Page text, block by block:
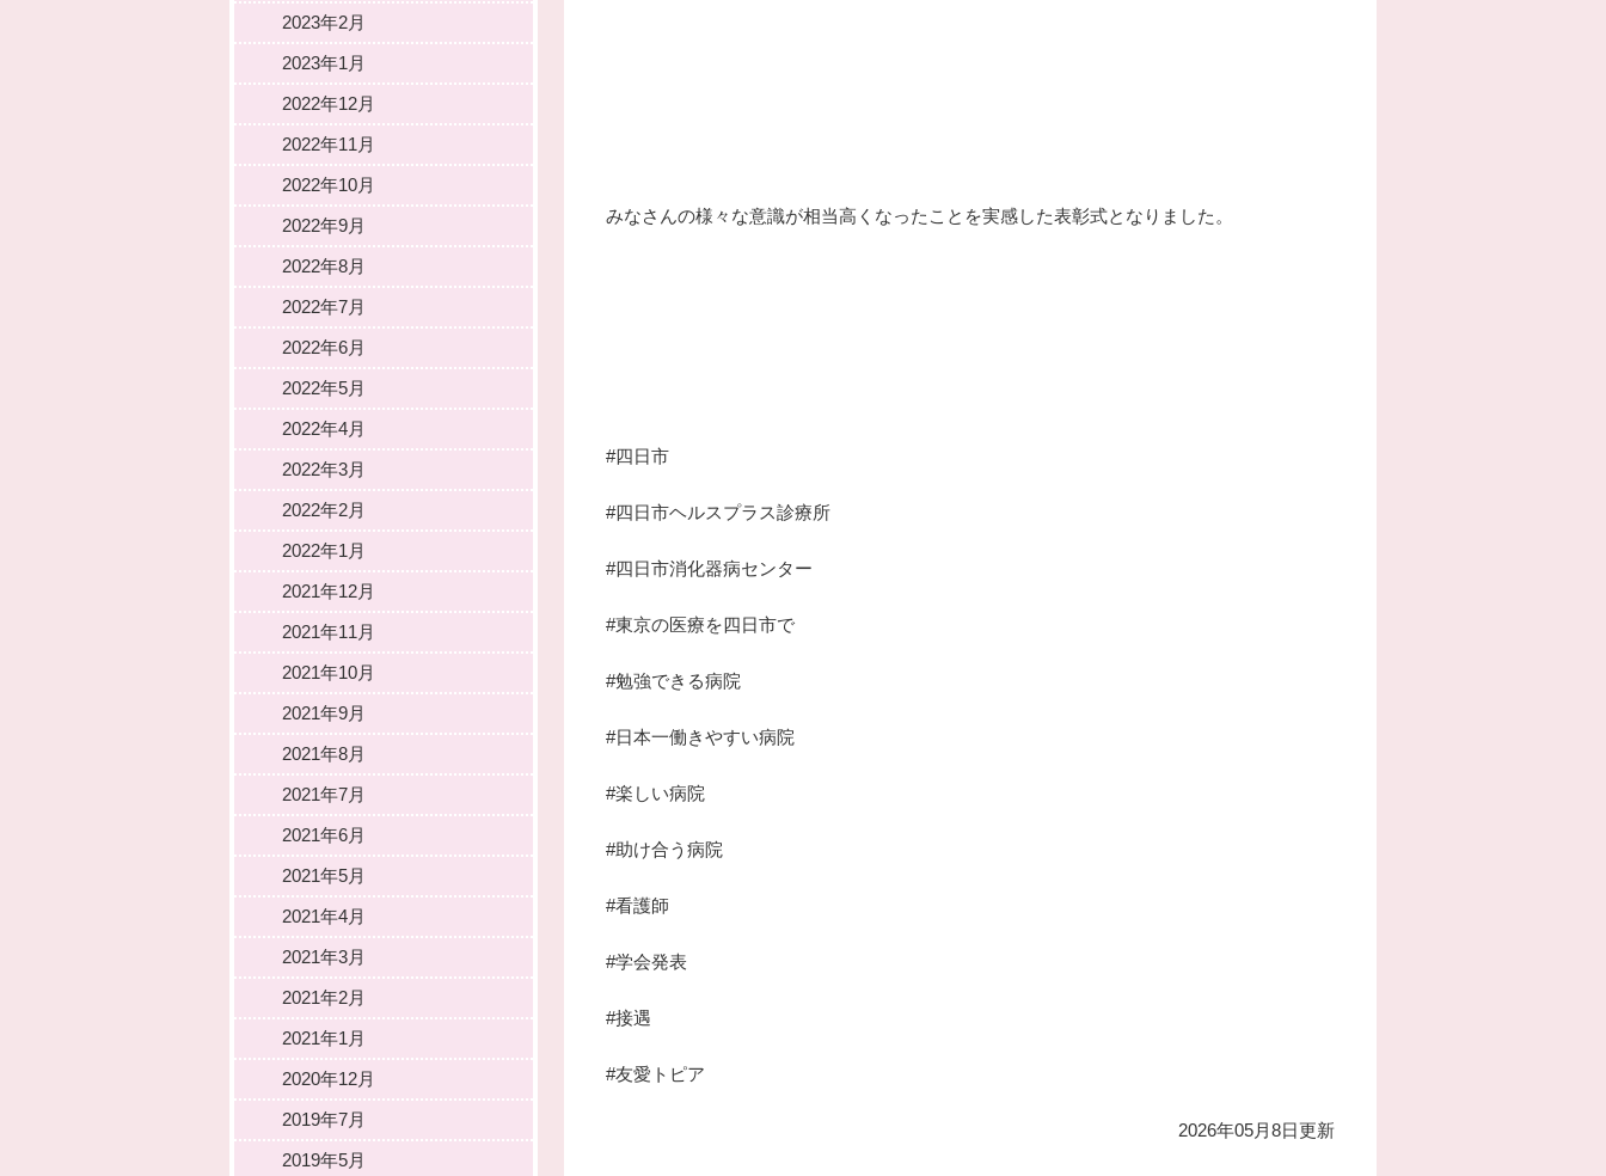
みなさんの様々な意識が相当高くなったことを実感した表彰式となりました。
#四日市
#四日市ヘルスプラス診療所
#四日市消化器病センター
#東京の医療を四日市で
#勉強できる病院
#日本一働きやすい病院
#楽しい病院
#助け合う病院
#看護師
#学会発表
#接遇
#友愛トピア
2026年05月8日更新
2023年2月
2023年1月
2022年12月
2022年11月
2022年10月
2022年9月
2022年8月
2022年7月
2022年6月
2022年5月
2022年4月
2022年3月
2022年2月
2022年1月
2021年12月
2021年11月
2021年10月
2021年9月
2021年8月
2021年7月
2021年6月
2021年5月
2021年4月
2021年3月
2021年2月
2021年1月
2020年12月
2019年7月
2019年5月